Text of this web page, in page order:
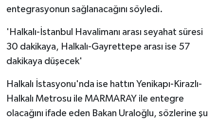
entegrasyonun sağlanacağını söyledi.
'Halkalı-İstanbul Havalimanı arası seyahat süresi
30 dakikaya, Halkalı-Gayrettepe arası ise 57
dakikaya düşecek'
Halkalı İstasyonu'nda ise hattın Yenikapı-Kirazlı-
Halkalı Metrosu ile MARMARAY ile entegre
olacağını ifade eden Bakan Uraloğlu, sözlerine şu